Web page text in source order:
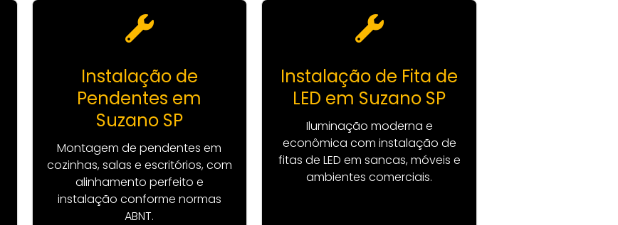
Instalação de
Pendentes em
Suzano SP
Montagem de pendentes em
cozinhas, salas e escritórios, com
alinhamento perfeito e
instalação conforme normas
ABNT.
Instalação de Fita de
LED em Suzano SP
Iluminação moderna e
econômica com instalação de
fitas de LED em sancas, móveis e
ambientes comerciais.